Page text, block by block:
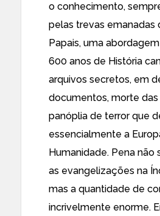
o conhecimento,
pelas trevas emanadas
Papais, uma
600 anos de História
arquivos secretos, em
documentos, morte
panóplia de terror que
essencialmente a
Humanidade. Pena não
as evangelizações na
mas a quantidade de
incrivelmente enorme.